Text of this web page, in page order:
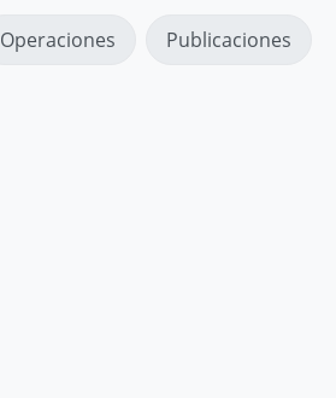
Operaciones Publicaciones